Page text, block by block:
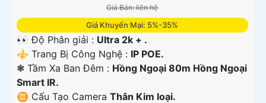
Giá Bán: liên hệ
Giá Khuyến Mại: 5%-35%
👀 Độ Phân giải : Ultra 2k + .
⚜️ Trang Bị Công Nghệ : IP POE.
❃ Tầm Xa Ban Đêm : Hồng Ngoại 80m Hồng Ngoại
Smart IR.
♊ Cấu Tạo Camera Thân Kim loại.